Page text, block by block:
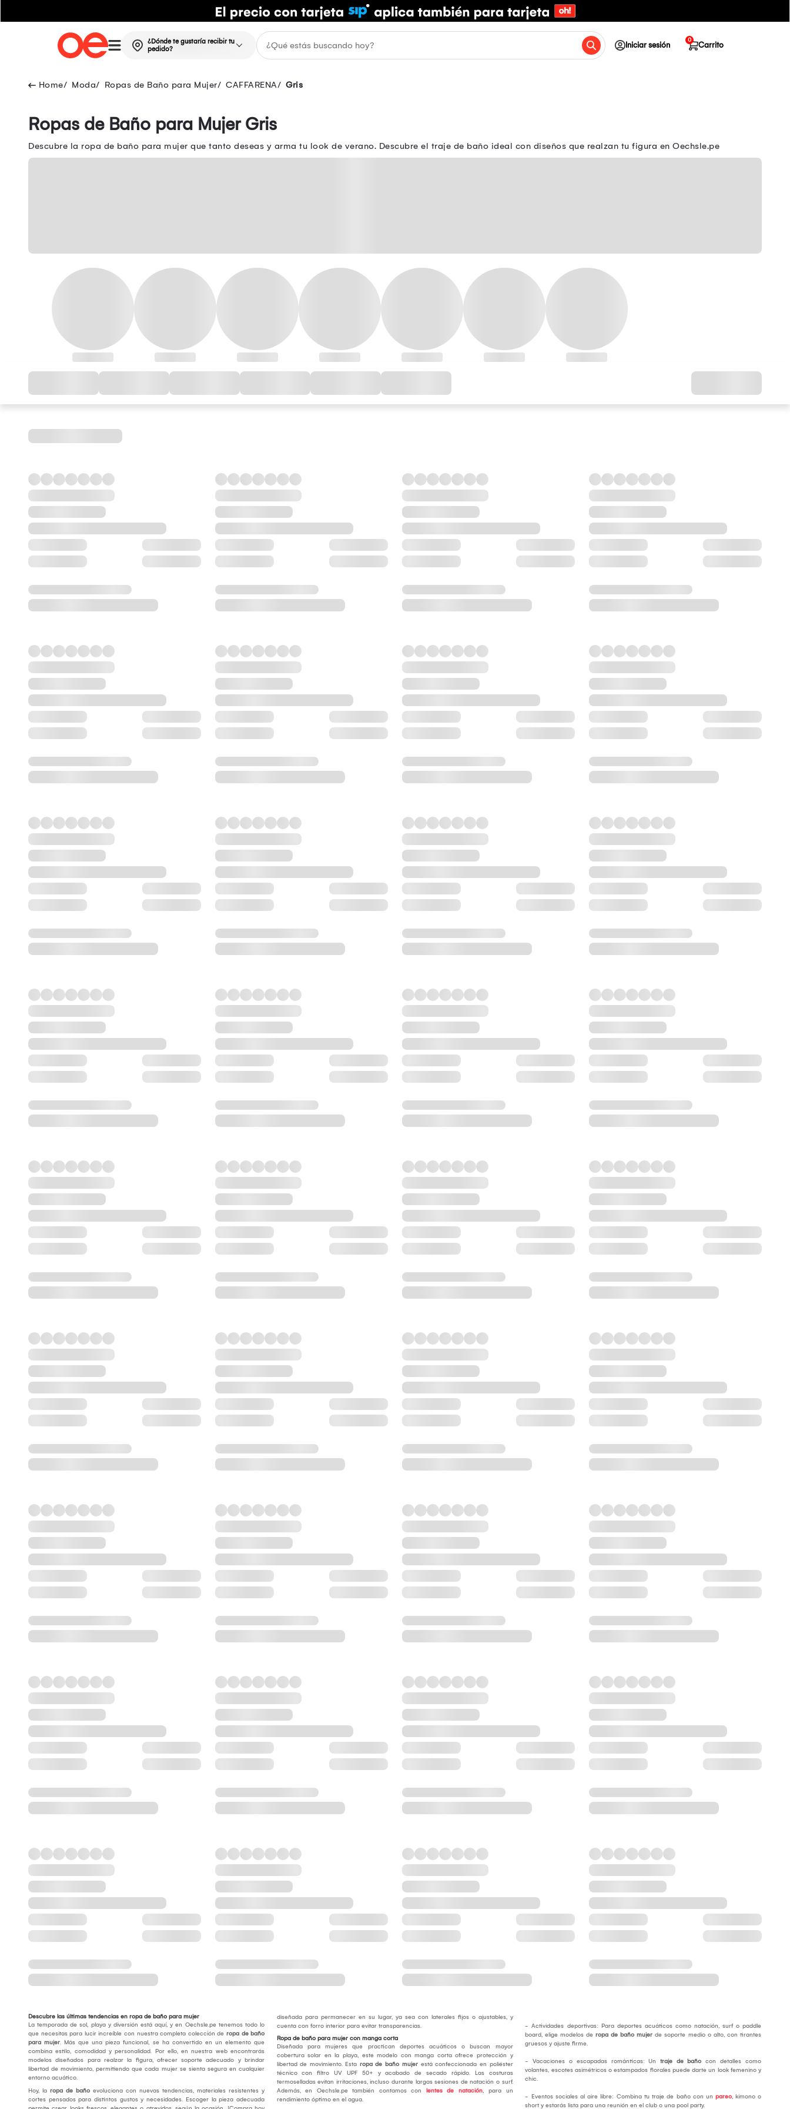
¿Dónde te gustaría recibir tu
pedido?
Iniciar sesión Carrito
0
Moda Ropas de Baño para Mujer CAFFARENA Gris
Ropas de Baño para Mujer Gris
Descubre la ropa de baño para mujer que tanto deseas y arma tu look de verano. Descubre el traje de baño ideal con diseños que realzan tu figura en Oechsle.pe
Descubre las últimas tendencias en ropa de baño para mujer
La temporada de sol, playa y diversión está aquí, y en Oechsle.pe tenemos todo lo
que necesitas para lucir increíble con nuestra completa colección de ropa de baño
para mujer. Más que una pieza funcional, se ha convertido en un elemento que
combina estilo, comodidad y personalidad. Por ello, en nuestra web encontrarás
modelos diseñados para realzar la figura, ofrecer soporte adecuado y brindar
libertad de movimiento, permitiendo que cada mujer se sienta segura en cualquier
entorno acuático.
Hoy, la ropa de baño evoluciona con nuevas tendencias, materiales resistentes y
cortes pensados para distintos gustos y necesidades. Escoger la pieza adecuada
diseñada para permanecer en su lugar, ya sea con laterales fijos o ajustables, y
cuenta con forro interior para evitar transparencias.
Ropa de baño para mujer con manga corta
Diseñada para mujeres que practican deportes acuáticos o buscan mayor
cobertura solar en la playa, este modelo con manga corta ofrece protección y
libertad de movimiento. Esta ropa de baño mujer está confeccionada en poliéster
técnico con filtro UV UPF 50+ y acabado de secado rápido. Las costuras
termoselladas evitan irritaciones, incluso durante largas sesiones de natación o surf.
Además, en Oechsle.pe también contamos con
lentes de natación, para un
rendimiento óptimo en el agua.
- Actividades deportivas: Para deportes acuáticos como natación, surf o paddle
board, elige modelos deropa de baño mujerde soporte medio o alto, con tirantes
gruesos y ajuste firme.
- Vacaciones o escapadas románticas: Untraje de baño con detalles como
volantes, escotes asimétricos o estampados florales puede darte un look femenino y
chic.
- Eventos sociales al aire libre: Combina tu traje de baño con unpareo, kimono o
short y estarás lista para una reunión en el club o una pool party.